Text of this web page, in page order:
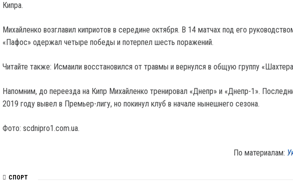
Кипра.
Михайленко возглавил киприотов в середине октября. В 14 матчах под его
«Пафос» одержал четыре победы и потерпел шесть поражений.
Читайте также: Исмаили восстановился от травмы и вернулся в общую группу
Напомним, до переезда на Кипр Михайленко тренировал «Днепр» и «Днепр-1».
2019 году вывел в Премьер-лигу, но покинул клуб в начале нынешнего сезона.
Фото: scdnipro1.com.ua.
По материалам:
СПОРТ